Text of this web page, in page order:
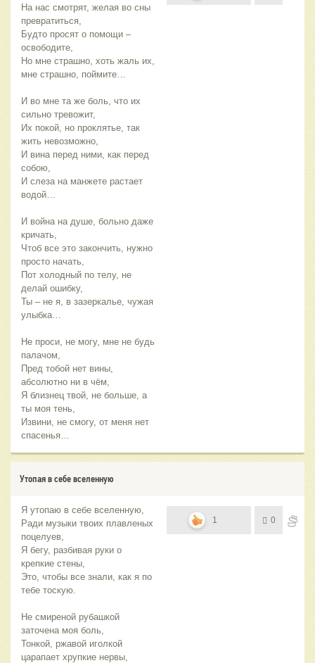
На нас смотрят, желая во сны
превратиться,
Будто просят о помощи –
освободите,
Но мне страшно, хоть жаль их,
мне страшно, поймите…
И во мне та же боль, что их
сильно тревожит,
Их покой, но проклятье, так
жить невозможно,
И вина перед ними, как перед
собою,
И слеза на манжете растает
водой…
И война на душе, больно даже
кричать,
Чтоб все это закончить, нужно
просто начать,
Пот холодный по телу, не
делай ошибку,
Ты – не я, в зазеркалье, чужая
улыбка…
Не проси, не могу, мне не будь
палачом,
Пред тобой нет вины,
абсолютно ни в чём,
Я близнец твой, не больше, а
ты моя тень,
Извини, не смогу, от меня нет
спасенья…
Утопая в себе вселенную
Я утопаю в себе вселенную,
Ради музыки твоих плавленых
поцелуев,
Я бегу, разбивая руки о
крепкие стены,
Это, чтобы все знали, как я по
тебе тоскую.
Не смиреной рубашкой
заточена моя боль,
Тонкой, ржавой иголкой
царапает хрупкие нервы,
1 0